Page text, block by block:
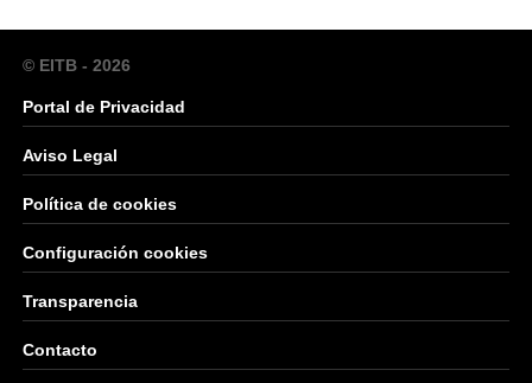
© EITB - 2026
Portal de Privacidad
Aviso Legal
Política de cookies
Configuración cookies
Transparencia
Contacto